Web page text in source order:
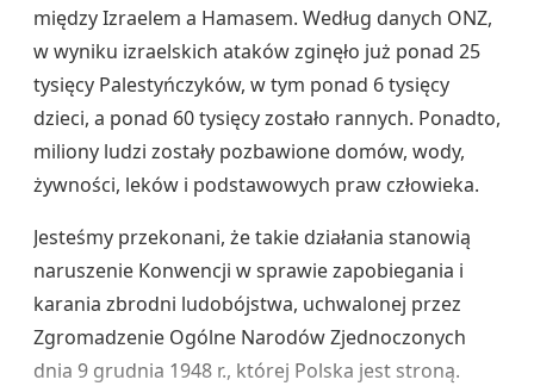
między Izraelem a Hamasem. Według danych ONZ,
w wyniku izraelskich ataków zginęło już ponad 25
tysięcy Palestyńczyków, w tym ponad 6 tysięcy
dzieci, a ponad 60 tysięcy zostało rannych. Ponadto,
miliony ludzi zostały pozbawione domów, wody,
żywności, leków i podstawowych praw człowieka.
Jesteśmy przekonani, że takie działania stanowią
naruszenie Konwencji w sprawie zapobiegania i
karania zbrodni ludobójstwa, uchwalonej przez
Zgromadzenie Ogólne Narodów Zjednoczonych
dnia 9 grudnia 1948 r., której Polska jest stroną.